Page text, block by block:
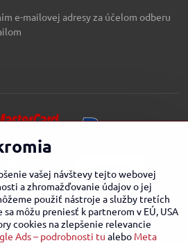
e-mailovej adresy za účelom odberu
vašej návštevy tejto webovej
a zhromažďovanie údajov o jej
použiť nástroje a služby tretích
môžu preniesť k partnerom v EÚ, USA
cookies na zlepšenie relevancie
Ads – podrobnosti tu alebo Meta